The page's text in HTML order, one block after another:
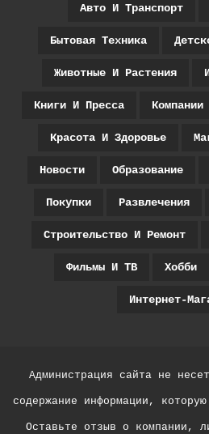
Авто И Транспорт
Бытовая Техника
Животные И Растения
Книги И Пресса Компании
Красота И Здоровье
Новости Образование
Покупки Развлечения
Строительство И Ремонт
Фильмы И ТВ Хобби
Интернет-
Администрация сайта не
содержание информации,
Оставьте отзыв о компании,